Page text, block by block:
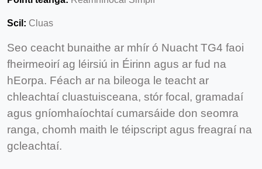
Scil: Cluas
Seo ceacht bunaithe ar mhír ó Nuacht TG4 faoi
fheirmeoirí ag léirsiú in Éirinn agus ar fud na
hEorpa. Féach ar na bileoga le teacht ar
chleachtaí cluastuisceana, stór focal, gramadaí
agus gníomhaíochtaí cumarsáide don seomra
ranga, chomh maith le téipscript agus freagraí na
gcleachtaí.